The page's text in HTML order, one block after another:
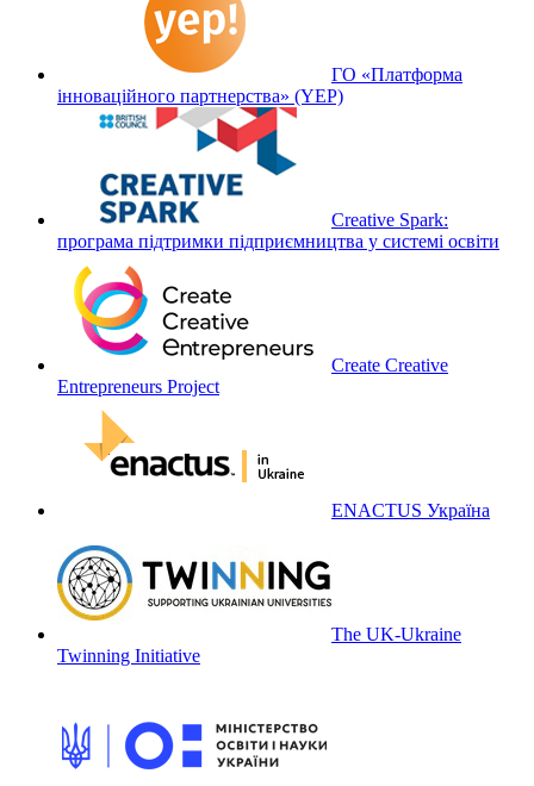
ГО «Платформа
інноваційного партнерства» (YEP)
Creative Spark:
програма підтримки підприємництва у системі освіти
Create Creative
Entrepreneurs Project
ENACTUS Україна
The UK-Ukraine
Twinning Initiative